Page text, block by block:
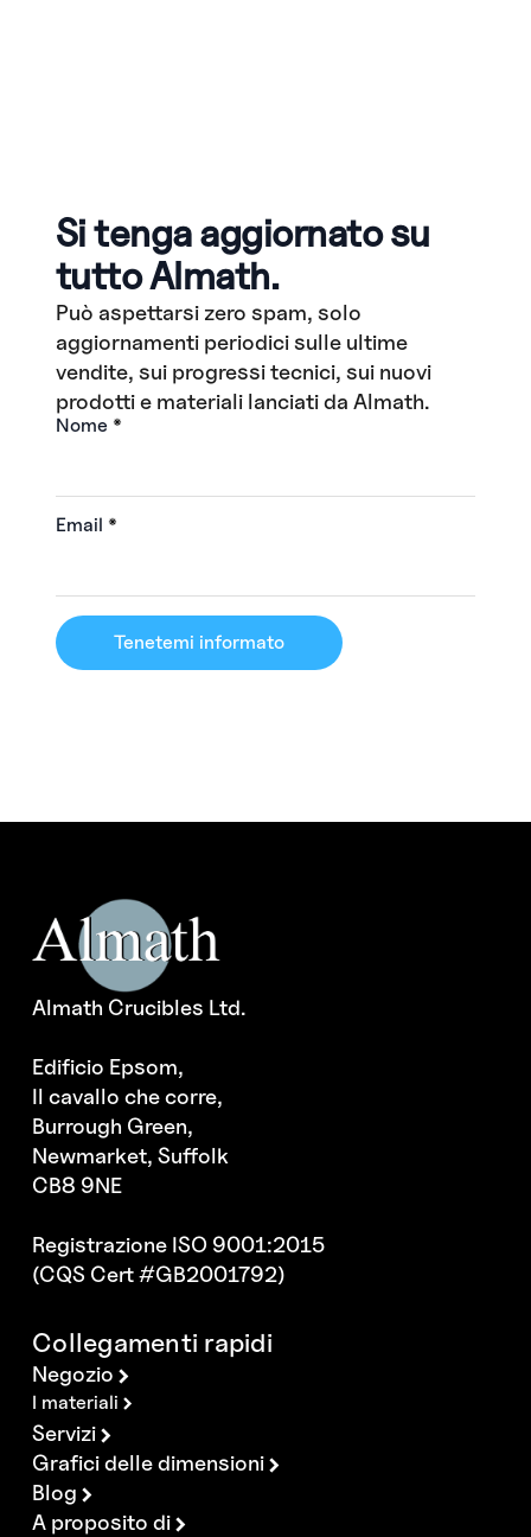
Si tenga aggiornato su
tutto Almath.
Può aspettarsi zero spam, solo
aggiornamenti periodici sulle ultime
vendite, sui progressi tecnici, sui nuovi
prodotti e materiali lanciati da Almath.
Nome *
Email *
Tenetemi informato
Almath Crucibles Ltd.
Edificio Epsom,
Il cavallo che corre,
Burrough Green,
Newmarket, Suffolk
CB8 9NE
Registrazione ISO 9001:2015
(CQS Cert #GB2001792)
Collegamenti rapidi
Negozio
I materiali
Servizi
Grafici delle dimensioni
Blog
A proposito di